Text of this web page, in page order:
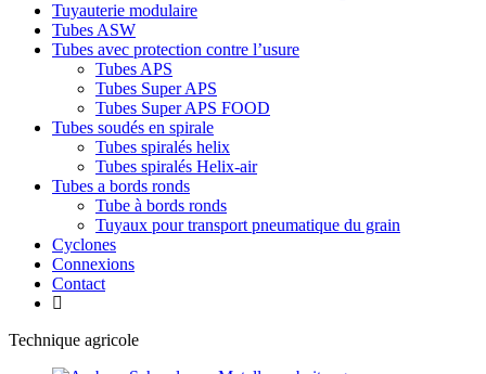
Tuyauterie modulaire
Tubes ASW
Tubes avec protection contre l’usure
Tubes APS
Tubes Super APS
Tubes Super APS FOOD
Tubes soudés en spirale
Tubes spiralés helix
Tubes spiralés Helix-air
Tubes a bords ronds
Tube à bords ronds
Tuyaux pour transport pneumatique du grain
Cyclones
Connexions
Contact
Technique agricole